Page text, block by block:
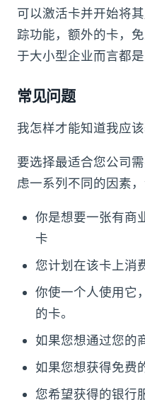
可以激活卡并开始将
踪功能，额外的卡，
于大小型企业而言都是
常见问题
我怎样才能知道我应
要选择最适合您公司
虑一系列不同的因素
你是想要一张有商
卡
您计划在该卡上消
你使一个人使用它
的卡。
如果您想通过您的
如果您想获得免费
您希望获得的银行